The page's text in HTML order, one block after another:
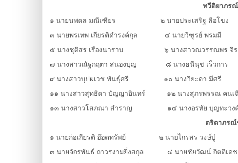
ทวีติยาภร
๑ นายนพดล มณีเฑียร ๒ นายประเสริฐ ลือโขง
๓ นายพรเทพ เกียรติดำรงค์กุล ๔ นายวิฑูรย์ พรมมี
๕ นางชุติสร เรืองนาราบ ๖ นางสาวณวรรณพร จิร
๗ นางสาวณัฐกฤตา สนองบุญ ๘ นางธนีนุช เร็วการ
๙ นางสาวบุปผเวช พันธุ์ศรี ๑๐ นางวิยะดา มีศรี
๑๑ นางสาวสุทธิดา ปัญญาอินทร์ ๑๒ นางสุภรพรรณ คนเ
๑๓ นางสาวโสภณา สำราญ ๑๔ นางอรทัย บุญทะวง
ตริตาภรณ์
๑ นายก่อเกียรติ อ๊อดทรัพย์ ๒ นายไกรสร วงษ์ปู่
๓ นายจักรพันธ์ ถาวรงามยิ่งสกุล ๔ นายชัยวัฒน์ กิตติเดช